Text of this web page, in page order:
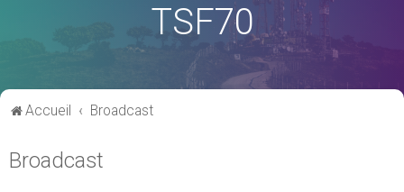
TSF70
Accueil Broadcast
Broadcast